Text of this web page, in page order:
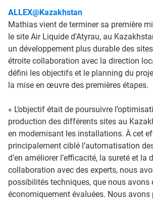
ALLEX@Kazakhstan
Mathias vient de terminer sa première
le site Air Liquide d'Atyrau, au
un développement plus durable des
étroite collaboration avec la direction
défini les objectifs et le planning du
la mise en œuvre des premières étapes.
« L’objectif était de poursuivre
production des différents sites au
en modernisant les installations. À cet
principalement ciblé l’automatisation
d’en améliorer l’efficacité, la sureté et la
collaboration avec des experts, nous
possibilités techniques, que nous avons
économiquement évaluées. Nous